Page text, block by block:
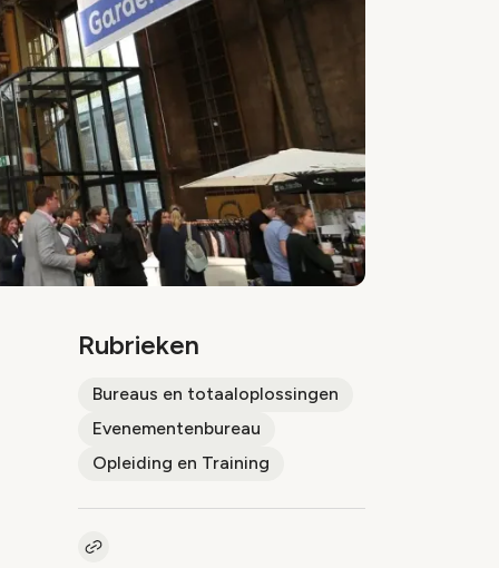
Rubrieken
Bureaus en totaaloplossingen
Evenementenbureau
Opleiding en Training
Kopieer link naar artikel